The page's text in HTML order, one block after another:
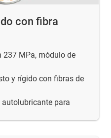
con fibra
237 MPa, módulo de
y rígido con fibras de
para